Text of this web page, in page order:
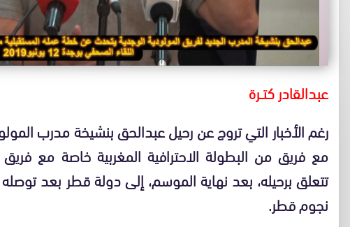
عبدالقادر كتــرة
رغم الأخبار التي تروج عن رحيل عبدالحق بنشيخة مدرب
مع فريق من البطولة الاحترافية المغربية خاصة مع
تتعلق برحيله، بعد نهاية الموسم، إلى دولة قطر بعد
نجوم قطر.